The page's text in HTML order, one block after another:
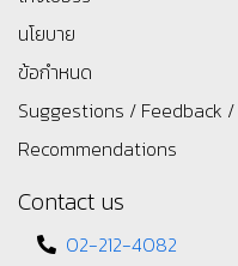
นโยบาย
ข้อกำหนด
Suggestions / Feedback /
Recommendations
Contact us
02-212-4082